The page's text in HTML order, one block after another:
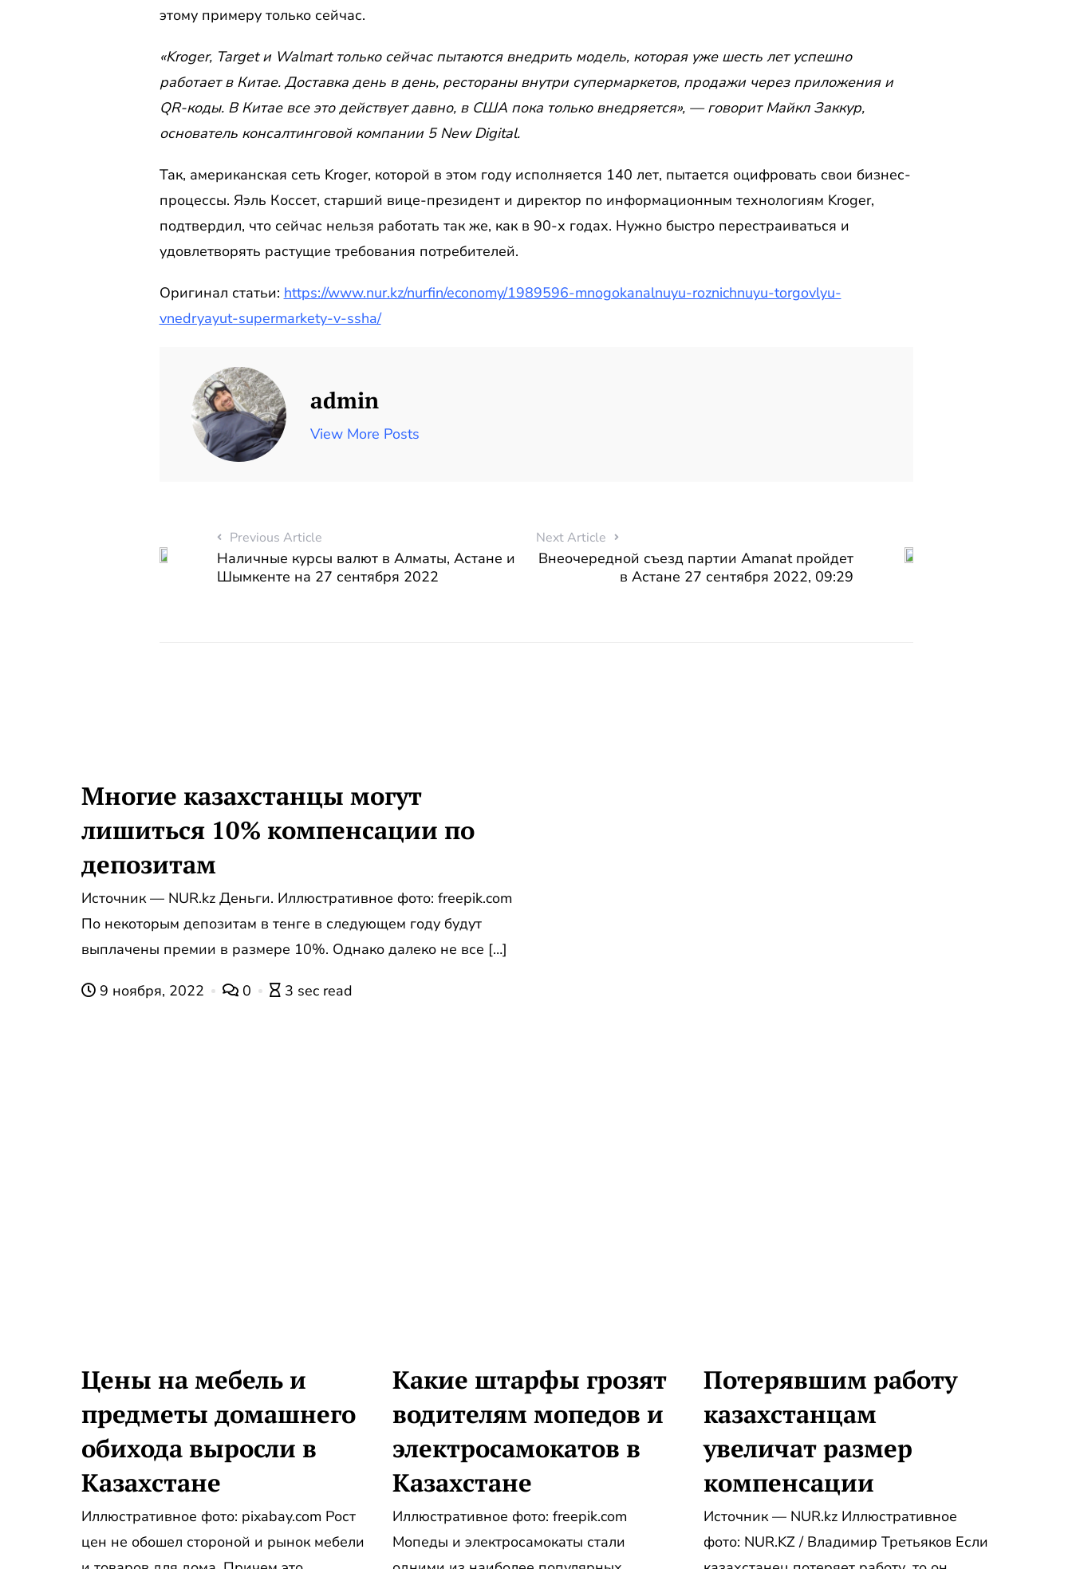
этому примеру только сейчас.
«Kroger, Target и Walmart только сейчас пытаются внедрить модель, которая уже шесть лет успешно
работает в Китае. Доставка день в день, рестораны внутри супермаркетов, продажи через приложения и
QR-коды. В Китае все это действует давно, в США пока только внедряется», — говорит Майкл Заккур,
основатель консалтинговой компании 5 New Digital.
Так, американская сеть Kroger, которой в этом году исполняется 140 лет, пытается оцифровать свои бизнес-
процессы. Яэль Коссет, старший вице-президент и директор по информационным технологиям Kroger,
подтвердил, что сейчас нельзя работать так же, как в 90-х годах. Нужно быстро перестраиваться и
удовлетворять растущие требования потребителей.
Оригинал статьи: https://www.nur.kz/nurfin/economy/1989596-mnogokanalnuyu-roznichnuyu-torgovlyu-
vnedryayut-supermarkety-v-ssha/
admin
View More Posts
Previous Article
Наличные курсы валют в Алматы, Астане и
Шымкенте на 27 сентября 2022
Next Article
Внеочередной съезд партии Amanat пройдет
в Астане 27 сентября 2022, 09:29
Многие казахстанцы могут
лишиться 10% компенсации по
депозитам
Источник — NUR.kz Деньги. Иллюстративное фото: freepik.com
По некоторым депозитам в тенге в следующем году будут
выплачены премии в размере 10%. Однако далеко не все […]
9 ноября, 2022 0 3 sec read
Цены на мебель и
предметы домашнего
обихода выросли в
Казахстане
Иллюстративное фото: pixabay.com Рост
цен не обошел стороной и рынок мебели
Какие штарфы грозят
водителям мопедов и
электросамокатов в
Казахстане
Иллюстративное фото: freepik.com
Мопеды и электросамокаты стали
Потерявшим работу
казахстанцам
увеличат размер
компенсации
Источник — NUR.kz Иллюстративное
фото: NUR.KZ / Владимир Третьяков Если